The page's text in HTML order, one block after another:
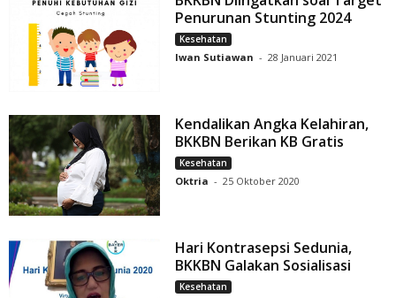
Penurunan Stunting 2024
Kesehatan
Iwan Sutiawan - 28 Januari 2021
Kendalikan Angka Kelahiran,
BKKBN Berikan KB Gratis
Kesehatan
Oktria - 25 Oktober 2020
Hari Kontrasepsi Sedunia,
BKKBN Galakan Sosialisasi
Kesehatan